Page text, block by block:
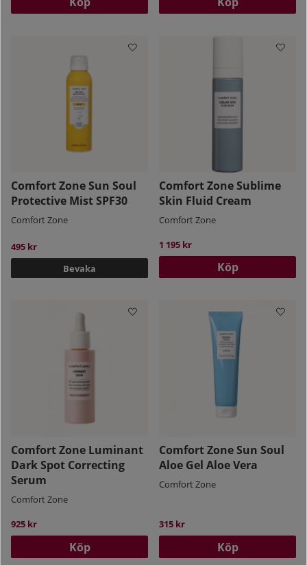
Comfort Zone Sun Soul
Protective Mist SPF30
Comfort Zone
495 kr
Bevaka
Comfort Zone Sublime
Skin Fluid Cream
Comfort Zone
1 195 kr
Köp
Comfort Zone Luminant
Dark Spot Correcting
Serum
Comfort Zone
925 kr
Köp
Comfort Zone Sun Soul
Aloe Gel Aloe Vera
Comfort Zone
315 kr
Köp